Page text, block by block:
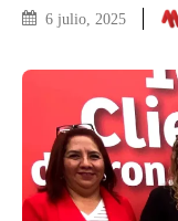
6 julio, 2025